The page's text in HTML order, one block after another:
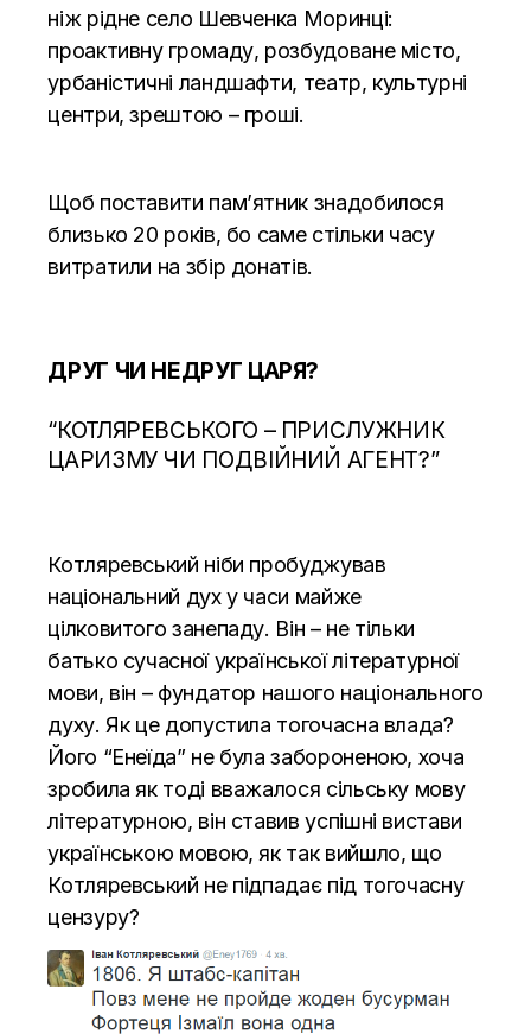
ніж рідне село Шевченка Моринці:
проактивну громаду, розбудоване місто,
урбаністичні ландшафти, театр, культурні
центри, зрештою – гроші.
Щоб поставити пам’ятник знадобилося
близько 20 років, бо саме стільки часу
витратили на збір донатів.
ДРУГ ЧИ НЕДРУГ ЦАРЯ?
“КОТЛЯРЕВСЬКОГО – ПРИСЛУЖНИК
ЦАРИЗМУ ЧИ ПОДВІЙНИЙ АГЕНТ?”
Котляревський ніби пробуджував
національний дух у часи майже
цілковитого занепаду. Він – не тільки
батько сучасної української літературної
мови, він – фундатор нашого національного
духу. Як це допустила тогочасна влада?
Його “Енеїда” не була забороненою, хоча
зробила як тоді вважалося сільську мову
літературною, він ставив успішні вистави
українською мовою, як так вийшло, що
Котляревський не підпадає під тогочасну
цензуру?